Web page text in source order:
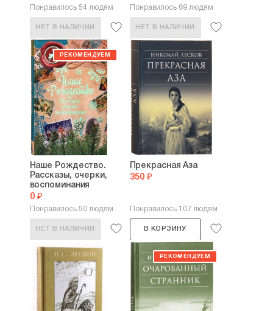
Понравилось 54 людям
НЕТ В НАЛИЧИИ
Понравилось 69 людям
НЕТ В НАЛИЧИИ
Наше Рождество.
Рассказы, очерки,
воспоминания
0 ₽
Понравилось 50 людям
НЕТ В НАЛИЧИИ
Прекрасная Аза
350 ₽
Понравилось 107 людям
В КОРЗИНУ